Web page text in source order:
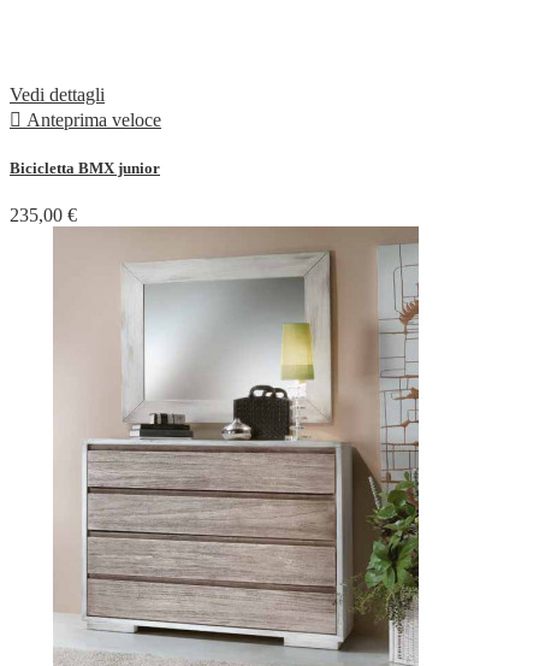
Vedi dettagli
 Anteprima veloce
Bicicletta BMX junior
235,00 €